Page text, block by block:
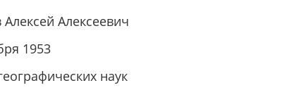
Алексей Алексеевич
1953
наук